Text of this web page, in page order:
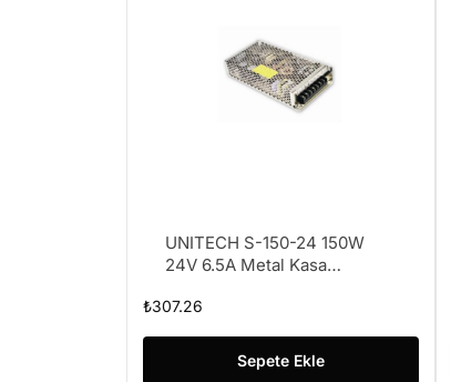
UNITECH S-150-24 150W
24V 6.5A Metal Kasa
₺307.26
Sepete Ekle